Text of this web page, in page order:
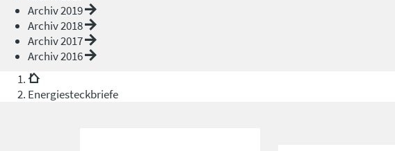
Archiv 2019
Archiv 2018
Archiv 2017
Archiv 2016
Energiesteckbriefe